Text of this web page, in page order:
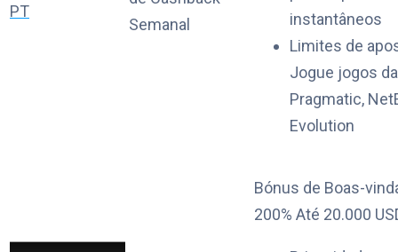
PT
Semanal
instantâneos
Limites de
Jogue jogos da
Pragmatic,
Evolution
Bónus de Boas-
200% Até 20.000